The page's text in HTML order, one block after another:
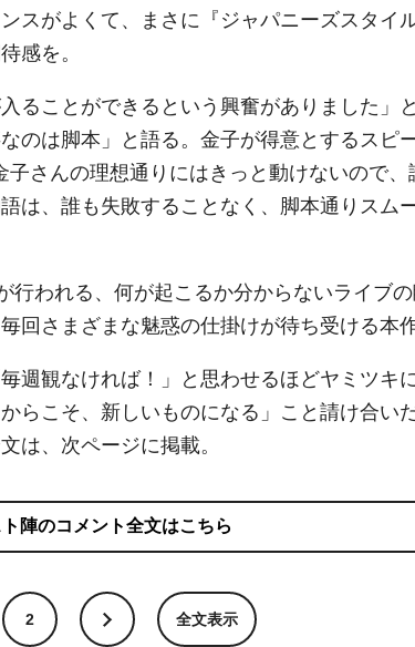
スがよくて、まさに『ジャパニーズスタイ
感を。
ることができるという興奮がありました」
のは脚本」と語る。金子が得意とするスピ
さんの理想通りにはきっと動けないので、
は、誰も失敗することなく、脚本通りスム
行われる、何が起こるか分からないライブ
回さまざまな魅惑の仕掛けが待ち受ける本作
週観なければ！」と思わせるほどヤミツキ
らこそ、新しいものになる」こと請け合い
は、次ページに掲載。
陣のコメント全文はこちら
2 全文表示